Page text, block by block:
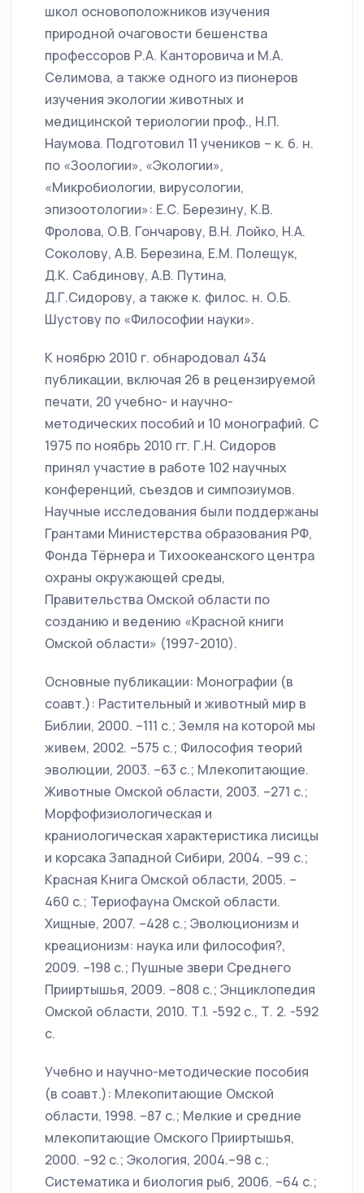
школ основоположников изучения
природной очаговости бешенства
профессоров Р.А. Канторовича и М.А.
Селимова, а также одного из пионеров
изучения экологии животных и
медицинской териологии проф., Н.П.
Наумова. Подготовил 11 учеников – к. б. н.
по «Зоологии», «Экологии»,
«Микробиологии, вирусологии,
эпизоотологии»: Е.С. Березину, К.В.
Фролова, О.В. Гончарову, В.Н. Лойко, Н.А.
Соколову, А.В. Березина, Е.М. Полещук,
Д.К. Сабдинову, А.В. Путина,
Д.Г.Сидорову, а также к. филос. н. О.Б.
Шустову по «Философии науки».
К ноябрю 2010 г. обнародовал 434
публикации, включая 26 в рецензируемой
печати, 20 учебно- и научно-
методических пособий и 10 монографий. С
1975 по ноябрь 2010 гг. Г.Н. Сидоров
принял участие в работе 102 научных
конференций, съездов и симпозиумов.
Научные исследования были поддержаны
Грантами Министерства образования РФ,
Фонда Тёрнера и Тихоокеанского центра
охраны окружающей среды,
Правительства Омской области по
созданию и ведению «Красной книги
Омской области» (1997-2010).
Основные публикации: Монографии (в
соавт.): Растительный и животный мир в
Библии, 2000. –111 с.; Земля на которой мы
живем, 2002. –575 с.; Философия теорий
эволюции, 2003. –63 с.; Млекопитающие.
Животные Омской области, 2003. –271 с.;
Морфофизиологическая и
краниологическая характеристика лисицы
и корсака Западной Сибири, 2004. –99 с.;
Красная Книга Омской области, 2005. –
460 с.; Териофауна Омской области.
Хищные, 2007. –428 с.; Эволюционизм и
креационизм: наука или философия?,
2009. –198 с.; Пушные звери Среднего
Прииртышья, 2009. –808 с.; Энциклопедия
Омской области, 2010. Т.1. -592 с., Т. 2. -592
с.
Учебно и научно-методические пособия
(в соавт.): Млекопитающие Омской
области, 1998. –87 с.; Мелкие и средние
млекопитающие Омского Прииртышья,
2000. –92 с.; Экология, 2004.–98 с.;
Систематика и биология рыб, 2006. –64 с.;